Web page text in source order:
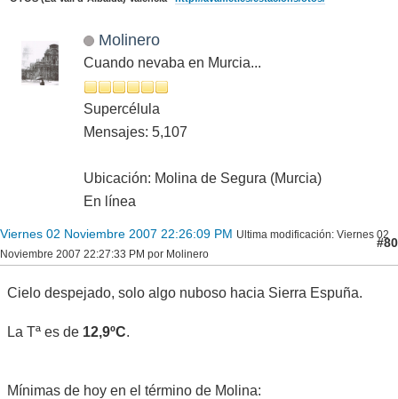
Molinero
Cuando nevaba en Murcia...
Supercélula
Mensajes: 5,107
Ubicación: Molina de Segura (Murcia)
En línea
Viernes 02 Noviembre 2007 22:26:09 PM Ultima modificación: Viernes 02
Noviembre 2007 22:27:33 PM por Molinero
#80
Cielo despejado, solo algo nuboso hacia Sierra Espuña.
La Tª es de 12,9ºC.
Mínimas de hoy en el término de Molina: